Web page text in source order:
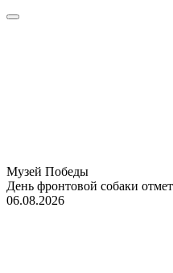
Музей Победы
День фронтовой собаки
06.08.2026